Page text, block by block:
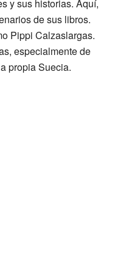
y sus historias. Aquí,
de sus libros.
Pippi Calzaslargas.
especialmente de
propia Suecia.